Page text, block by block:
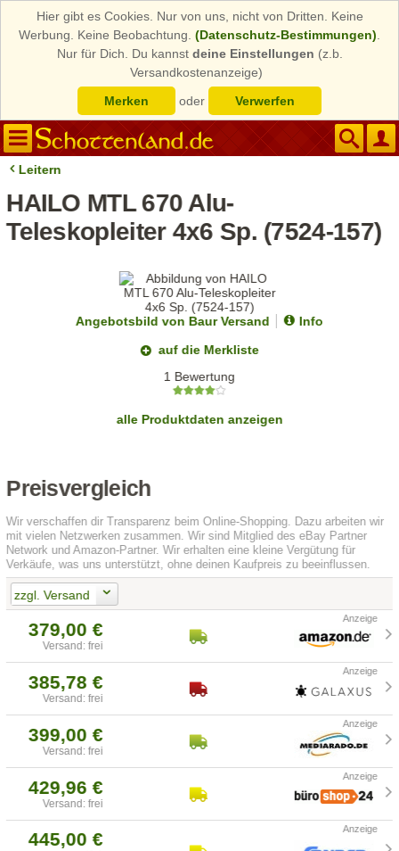
Hier gibt es Cookies. Nur von uns, nicht von Dritten. Keine
Werbung. Keine Beobachtung. (Datenschutz-Bestimmungen)
Nur für Dich. Du kannst deine Einstellungen (z.b.
Versandkostenanzeige)
Merken
oder Verwerfen
Leitern
HAILO MTL 670 Alu-
Teleskopleiter 4x6 Sp. (7524-157)
Angebotsbild von Baur Versand
Info
auf die Merkliste
1 Bewertung
alle Produktdaten anzeigen
Preisvergleich
Wir verschaffen dir Transparenz beim Online-Shopping. Dazu arbeiten wir
mit vielen Netzwerken zusammen. Wir sind Mitglied des eBay Partner
Network und Amazon-Partner. Wir erhalten eine kleine Vergütung für
Verkäufe, was uns unterstützt, ohne deinen Kaufpreis zu beeinflussen.
zzgl. Versand
379,00 €
Versand: frei
385,78 €
Versand: frei
399,00 €
Versand: frei
429,96 €
Versand: frei
445,00 €